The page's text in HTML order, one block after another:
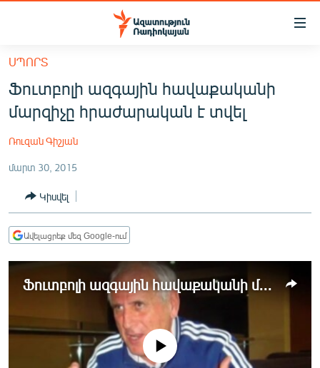
Մատչելիության
հիմնական
բովանդակությանը
Անցնել
հիմնական
մենյուին
ՀԱՅԱՍՏԱՆ
ՔԱՂԱՔԱԿԱՆ
ԸՆՏՐՈՒԹՅՈՒՆՆԵՐ 2026
ԻՐԱՎՈՒՆՔ
ՀԱՍԱՐԱԿՈՒԹՅՈՒՆ
ՏՆՏԵՍՈՒԹՅՈՒՆ
ՊԱՏԵՐԱԶՄԻ 6 ՇԱԲԱԹՆԵՐԸ
ՄԻՋԱԶԳԱՅԻՆ
ՄՇԱԿՈՒՅԹ
ՍՊՈՐՏ
Ֆուտբոլի ազգային հավաքականի
մարզիչը հրաժարական է տվել
Ռուզան Գիշյան
մարտ 30, 2015
Կիսվել
Ավելացրեք մեզ Google-ում
Ֆուտբոլի ազգային հավաքականի մարզիչը հրաժարական է տվել
No media source currently available